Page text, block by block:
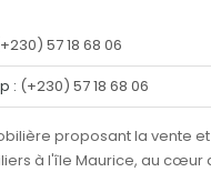
57 18 68 06
: (+230) 57 18 68 06
proposant la vente
à l'île Maurice, au cœur